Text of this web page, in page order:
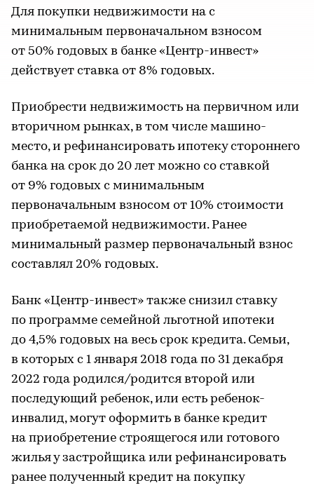
Для покупки недвижимости на с
минимальным первоначальном взносом
от 50% годовых в банке «Центр-инвест»
действует ставка от 8% годовых.
Приобрести недвижимость на первичном или
вторичном рынках, в том числе машино-
место, и рефинансировать ипотеку стороннего
банка на срок до 20 лет можно со ставкой
от 9% годовых с минимальным
первоначальным взносом от 10% стоимости
приобретаемой недвижимости. Ранее
минимальный размер первоначальный взнос
составлял 20% годовых.
Банк «Центр-инвест» также снизил ставку
по программе семейной льготной ипотеки
до 4,5% годовых на весь срок кредита. Семьи,
в которых с 1 января 2018 года по 31 декабря
2022 года родился/родится второй или
последующий ребенок, или есть ребенок-
инвалид, могут оформить в банке кредит
на приобретение строящегося или готового
жилья у застройщика или рефинансировать
ранее полученный кредит на покупку